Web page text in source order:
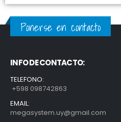
Ponerse en contacto
INFO DE CONTACTO:
TELEFONO:
+598 098742863
EMAIL:
megasystem.uy@gmail.com